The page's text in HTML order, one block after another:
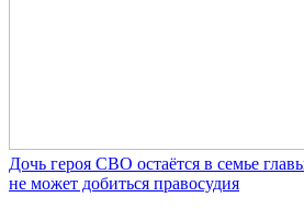
Дочь героя СВО остаётся в семье
не может добиться правосудия